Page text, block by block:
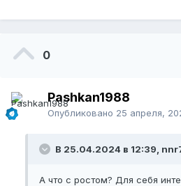
0
Pashkan1988
Опубликовано 25 апреля,
В 25.04.2024 в 12:39,
А что с ростом? Для себя